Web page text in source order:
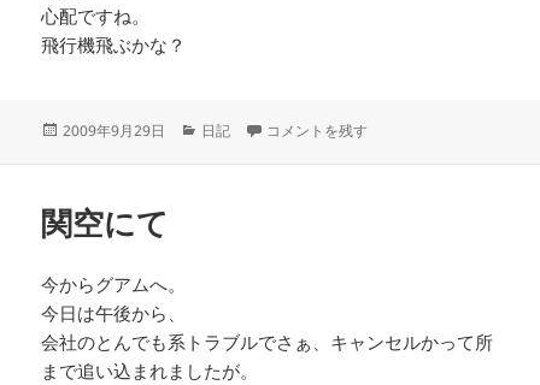
心配ですね。
飛行機飛ぶかな？
投
2009年9月29日
カ
日記 グアム初日 に
コメントを残す
関空にて
今からグアムへ。
今日は午後から、
会社のとんでも系トラブルでさぁ、キャンセルかって所
まで追い込まれましたが。